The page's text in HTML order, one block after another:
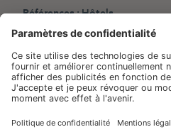
Références : Hôtels
indépendants
Références : Chaînes
hôtelières
Blog